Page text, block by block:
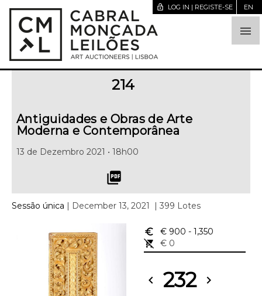

lock_open LOG IN | REGISTE-SE EN
214
Antiguidades e Obras de Arte
Moderna e Contemporânea
13 de Dezembro 2021 • 18h00
picture_as_pdf
Sessão única | December 13, 2021 | 399 Lotes
euro_symbol € 900 - 1,350
remove_shopping_cart
€ 0
chevron_left 232 chevron_right